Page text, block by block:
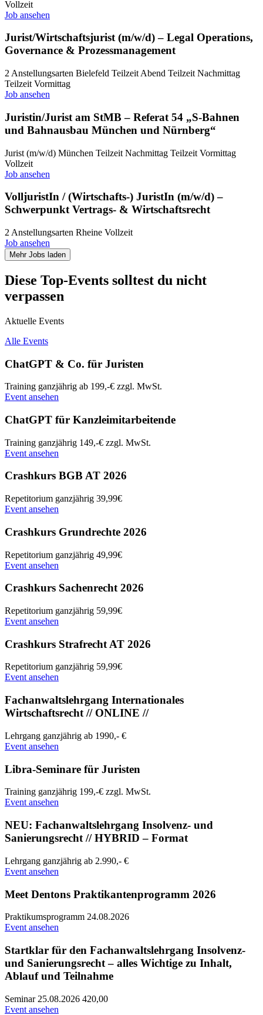
Vollzeit
Job ansehen
Jurist/Wirtschaftsjurist (m/w/d) – Legal Operations,
Governance & Prozessmanagement
2 Anstellungsarten Bielefeld Teilzeit Abend Teilzeit Nachmittag
Teilzeit Vormittag
Job ansehen
Juristin/Jurist am StMB – Referat 54 „S-Bahnen
und Bahnausbau München und Nürnberg“
Jurist (m/w/d) München Teilzeit Nachmittag Teilzeit Vormittag
Vollzeit
Job ansehen
VolljuristIn / (Wirtschafts-) JuristIn (m/w/d) –
Schwerpunkt Vertrags- & Wirtschaftsrecht
2 Anstellungsarten Rheine Vollzeit
Job ansehen
Mehr Jobs laden
Diese Top-Events solltest du nicht
verpassen​
Aktuelle Events
Alle Events
ChatGPT & Co. für Juristen
Training ganzjährig ab 199,-€ zzgl. MwSt.
Event ansehen
ChatGPT für Kanzleimitarbeitende
Training ganzjährig 149,-€ zzgl. MwSt.
Event ansehen
Crashkurs BGB AT 2026
Repetitorium ganzjährig 39,99€
Event ansehen
Crashkurs Grundrechte 2026
Repetitorium ganzjährig 49,99€
Event ansehen
Crashkurs Sachenrecht 2026
Repetitorium ganzjährig 59,99€
Event ansehen
Crashkurs Strafrecht AT 2026
Repetitorium ganzjährig 59,99€
Event ansehen
Fachanwaltslehrgang Internationales
Wirtschaftsrecht // ONLINE //
Lehrgang ganzjährig ab 1990,- €
Event ansehen
Libra-Seminare für Juristen
Training ganzjährig 199,-€ zzgl. MwSt.
Event ansehen
NEU: Fachanwaltslehrgang Insolvenz- und
Sanierungsrecht // HYBRID – Format
Lehrgang ganzjährig ab 2.990,- €
Event ansehen
Meet Dentons Praktikantenprogramm 2026
Praktikumsprogramm 24.08.2026
Event ansehen
Startklar für den Fachanwaltslehrgang Insolvenz-
und Sanierungsrecht – alles Wichtige zu Inhalt,
Ablauf und Teilnahme
Seminar 25.08.2026 420,00
Event ansehen